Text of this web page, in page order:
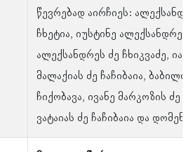
წევრებად აირჩიეს:
ჩხეტია, იუსტინე ალექსანდრეს
ალექსანდრეს ძე ჩხიკვაძე, ია
მალაქიას ძე ჩაჩიბაია,
ჩიქობავა, ივანე მარკოზის ძე
ვატაიას ძე ჩაჩიბაია და